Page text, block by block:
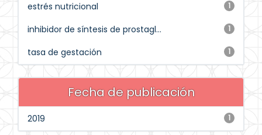
1
estrés nutricional
1
inhibidor de síntesis de prostagl...
1
tasa de gestación
Fecha de publicación
1
2019